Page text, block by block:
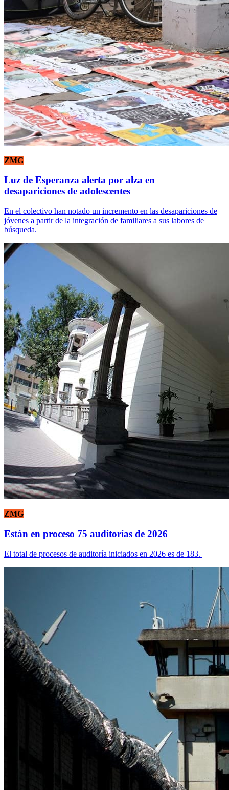
ZMG
Luz de Esperanza alerta por alza en
desapariciones de adolescentes
En el colectivo han notado un incremento en las desapariciones de
jóvenes a partir de la integración de familiares a sus labores de
búsqueda.
ZMG
Están en proceso 75 auditorías de 2026
El total de procesos de auditoría iniciados en 2026 es de 183.